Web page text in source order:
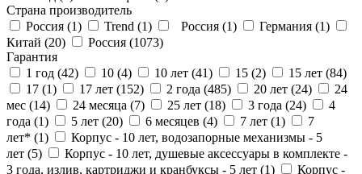
Страна производитель
Россия (1) Trend (1) Россия (1) Германия (1)
Китай (20) Россия (1073)
Гарантия
1 год (42) 10 (4) 10 лет (41) 15 (2) 15 лет (84)
17 (1) 17 лет (152) 2 года (485) 20 лет (24)
24
мес (14) 24 месяца (7) 25 лет (18) 3 года (24)
4
года (1) 5 лет (20) 6 месяцев (4) 7 лет (1)
7
лет* (1)
Корпус - 10 лет, водозапорные механизмы - 5
лет (5)
Корпус - 10 лет, душевые аксессуары в комплекте -
3 года, излив, картриджи и кранбуксы - 5 лет (1) Корпус -